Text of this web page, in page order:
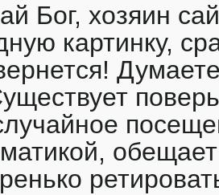
Бог, хозяин
картинку,